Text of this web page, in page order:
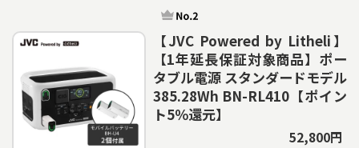
【JVC Powered by Litheli】
【1年延長保証対象商品】ポー
タブル電源 スタンダードモデル
385.28Wh BN-RL410【ポイン
ト5％還元】
52,800円